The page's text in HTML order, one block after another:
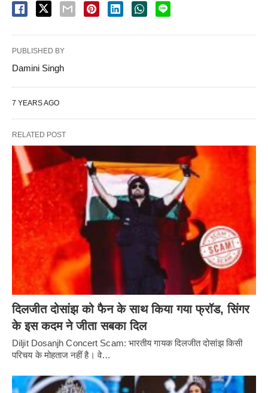
PUBLISHED BY
Damini Singh
7 YEARS AGO
RELATED POST
दिलजीत दोसांझ को फैन के साथ किया गया फ्रॉड, सिंगर
के इस कदम ने जीता सबका दिल
Diljit Dosanjh Concert Scam: भारतीय गायक दिलजीत दोसांझ किसी
परिचय के मोहताज नहीं है। वे…